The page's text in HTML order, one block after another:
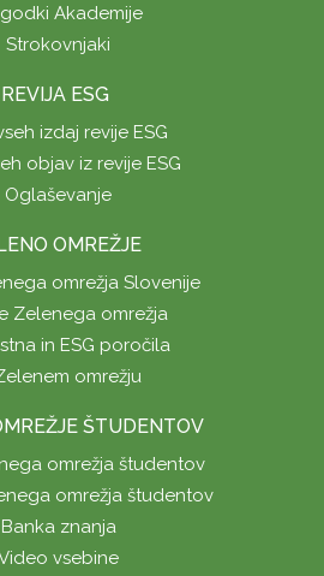
Akademije
Strokovnjaki
REVIJA ESG
izdaj revije ESG
objav iz revije ESG
Oglaševanje
OMREŽJE
omrežja Slovenije
Zelenega omrežja
in ESG poročila
omrežju
ŠTUDENTOV
omrežja študentov
omrežja študentov
Banka znanja
vsebine